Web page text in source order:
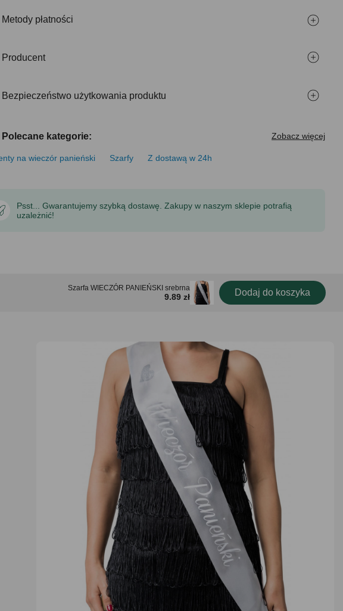
Metody płatności
Producent
Bezpieczeństwo użytkowania produktu
Polecane kategorie: Zobacz więcej
na wieczór panieński Szarfy Z dostawą w 24h
Psst... Gwarantujemy szybką dostawę. Zakupy w naszym sklepie potrafią
uzależnić!
Szarfa WIECZÓR PANIEŃSKI srebrna
9.89 zł Dodaj do koszyka